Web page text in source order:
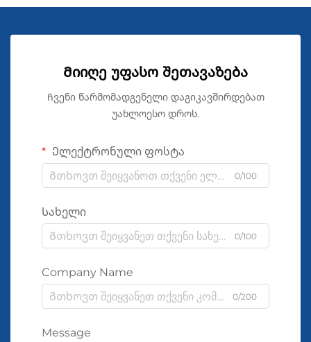
Მიიღე უფასო შეთავაზება
Ჩვენი წარმომადგენელი დაგიკავშირდებათ
უახლოესო დროს.
Ელექტრონული ფოსტა
0/100
Სახელი
0/100
Company Name
0/200
Message